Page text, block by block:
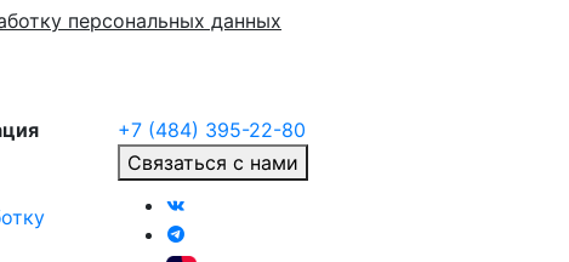
персональных данных
+7 (484) 395-22-80
Связаться с нами